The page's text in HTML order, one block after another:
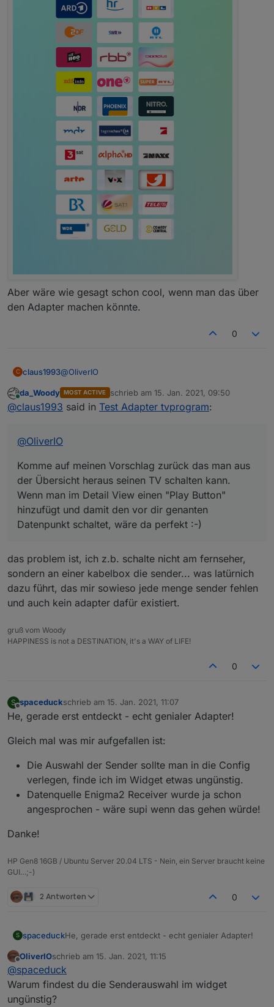
Aber wäre wie gesagt schon cool, wenn man das über
den Adapter machen könnte.
0
C claus1993@OliverIO
Komme auf meinen Vorschlag zurück das man aus
der Übersicht heraus seinen TV schalten kann.
Datenpunkt schaltet, wäre da perfekt :-)
Online
da_Woody MOST ACTIVE schrieb am 15. Jan. 2021, 09:50
zuletzt editiert von
@claus1993 said in Test Adapter tvprogram:
@OliverIO
Komme auf meinen Vorschlag zurück das man aus
der Übersicht heraus seinen TV schalten kann.
Wenn man im Detail View einen "Play Button"
hinzufügt und damit den vor dir genanten
Datenpunkt schaltet, wäre da perfekt :-)
das problem ist, ich z.b. schalte nicht am fernseher,
sondern an einer kabelbox die sender... was latürnich
dazu führt, das mir sowieso jede menge sender fehlen
und auch kein adapter dafür existiert.
gruß vom Woody
HAPPINESS is not a DESTINATION, it's a WAY of LIFE!
0
S
Offline
spaceduckschrieb am 15. Jan. 2021, 11:07
zuletzt editiert von
He, gerade erst entdeckt - echt genialer Adapter!
Gleich mal was mir aufgefallen ist:
Die Auswahl der Sender sollte man in die Config
verlegen, finde ich im Widget etwas ungünstig.
Datenquelle Enigma2 Receiver wurde ja schon
angesprochen - wäre supi wenn das gehen würde!
Danke!
HP Gen8 16GB / Ubuntu Server 20.04 LTS - Nein, ein Server braucht keine
GUI…;-)
2 Antworten 0
S spaceduckHe, gerade erst entdeckt - echt genialer Adapter!
Gleich mal was mir aufgefallen ist:
Die Auswahl der Sender sollte man in die
Config verlegen, finde ich im Widget etwas
OliverIOschrieb am 15. Jan. 2021, 11:15
zuletzt editiert von
@spaceduck
Warum findest du die Senderauswahl im widget
ungünstig?